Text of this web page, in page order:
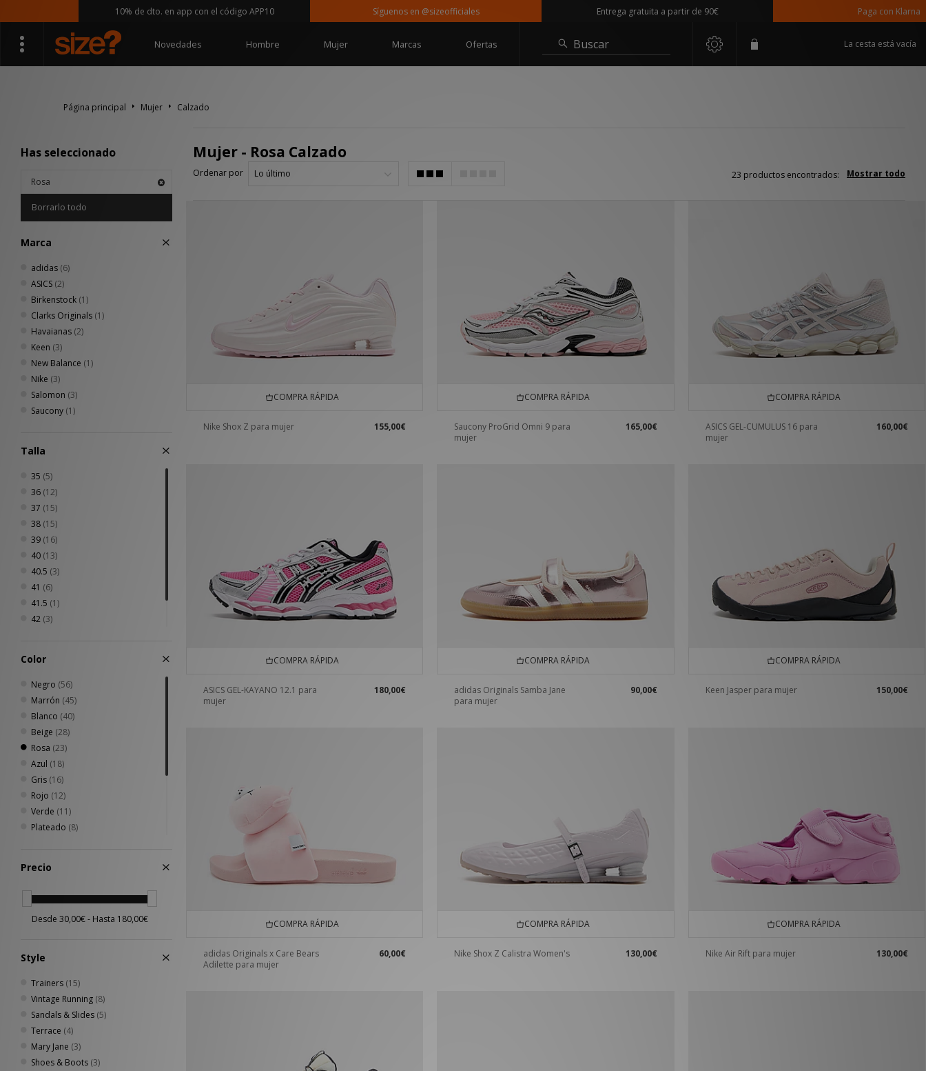
10% de dto. en app con el código APP10 Síguenos en @sizeofficiales Entrega gratuita a partir de 90€ Paga con Klarna
Novedades Hombre Mujer Marcas Ofertas Buscar La cesta está vacía
Página principal Mujer Calzado
Has seleccionado
Rosa
Borrarlo todo
Marca
adidas (6)
ASICS (2)
Birkenstock (1)
Clarks Originals (1)
Havaianas (2)
Keen (3)
New Balance (1)
Nike (3)
Salomon (3)
Saucony (1)
Talla
35 (5)
36 (12)
37 (15)
38 (15)
39 (16)
40 (13)
40.5 (3)
41 (6)
41.5 (1)
42 (3)
Color
Negro (56)
Marrón (45)
Blanco (40)
Beige (28)
Rosa (23)
Azul (18)
Gris (16)
Rojo (12)
Verde (11)
Plateado (8)
Morado
Dorado
Multicolor(1)
Naranja(1)
Precio
Style
Trainers (15)
Vintage Running (8)
Sandals & Slides (5)
Terrace (4)
Mary Jane (3)
Shoes & Boots (3)
Mujer - Rosa Calzado
Ordenar por Mostrar todo
23 productos encontrados:
COMPRA RÁPIDA
Nike Shox Z para mujer 155,00€
COMPRA RÁPIDA
Saucony ProGrid Omni 9 para
mujer
165,00€
COMPRA RÁPIDA
ASICS GEL-CUMULUS 16 para
mujer
160,00€
COMPRA RÁPIDA
ASICS GEL-KAYANO 12.1 para
mujer
180,00€
COMPRA RÁPIDA
adidas Originals Samba Jane
para mujer
90,00€
COMPRA RÁPIDA
Keen Jasper para mujer 150,00€
COMPRA RÁPIDA
adidas Originals x Care Bears
Adilette para mujer
60,00€
COMPRA RÁPIDA
Nike Shox Z Calistra Women's 130,00€
COMPRA RÁPIDA
Nike Air Rift para mujer 130,00€